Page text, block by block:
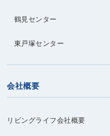
鶴見センター
東戸塚センター
会社概要
リビングライフ会社概要